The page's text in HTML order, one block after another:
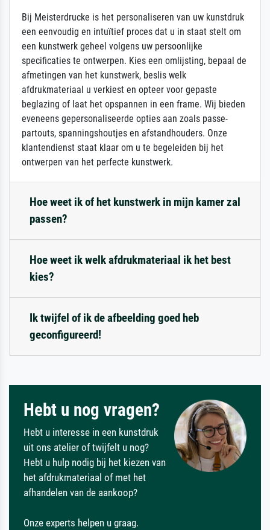
Bij Meisterdrucke is het personaliseren van uw kunstdruk
een eenvoudig en intuïtief proces dat u in staat stelt om
een kunstwerk geheel volgens uw persoonlijke
specificaties te ontwerpen. Kies een omlijsting, bepaal de
afmetingen van het kunstwerk, beslis welk
afdrukmateriaal u verkiest en opteer voor gepaste
beglazing of laat het opspannen in een frame. Wij bieden
eveneens gepersonaliseerde opties aan zoals passe-
partouts, spanningshoutjes en afstandhouders. Onze
klantendienst staat klaar om u te begeleiden bij het
ontwerpen van het perfecte kunstwerk.
Hoe weet ik of het kunstwerk in mijn kamer zal
passen?
Hoe weet ik welk afdrukmateriaal ik het best
kies?
Ik twijfel of ik de afbeelding goed heb
geconfigureerd!
Hebt u nog vragen?
Hebt u interesse in een kunstdruk
uit ons atelier of twijfelt u nog?
Hebt u hulp nodig bij het kiezen van
het afdrukmateriaal of met het
afhandelen van de aankoop?
Onze experts helpen u graag.